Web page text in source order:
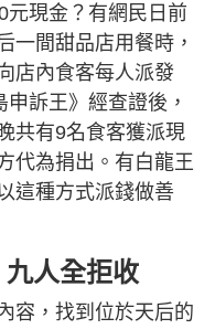
元現金？有網民日前
一間甜品店用餐時，
店內食客每人派發
訴王》經查證後，
共有9名食客獲派現
代為捐出。有白龍王
這種方式派錢做善
人全拒收
容，找到位於天后的